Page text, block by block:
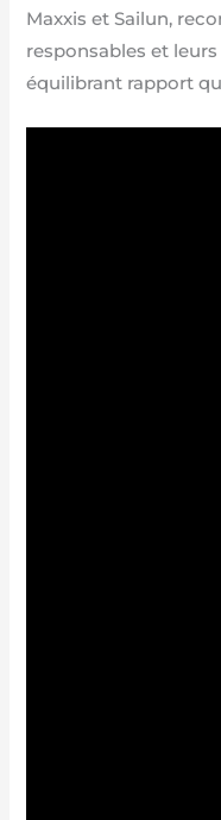
Maxxis et Sailun,
responsables et
équilibrant rapport